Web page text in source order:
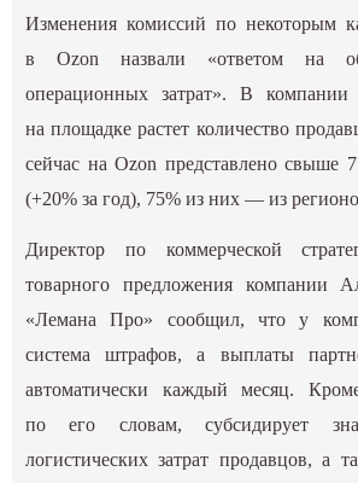
Изменения комиссий по некоторым
в Ozon назвали «ответом на
операционных затрат». В компании
на площадке растет количество
сейчас на Ozon представлено свыше
(+20% за год), 75% из них — из
Директор по коммерческой
товарного предложения компании
«‎Лемана Про» сообщил, что у
система штрафов, а выплаты
автоматически каждый месяц.
по его словам, субсидирует
логистических затрат продавцов, а